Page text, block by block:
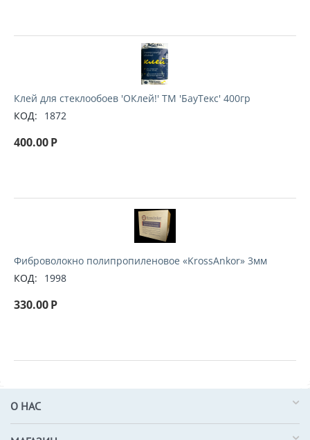
Клей для стеклообоев 'ОКлей!' ТМ 'БауТекс' 400гр
КОД:
1872
400.00Р
Фиброволокно полипропиленовое «KrossAnkor» 3мм
КОД:
1998
330.00Р
О НАС